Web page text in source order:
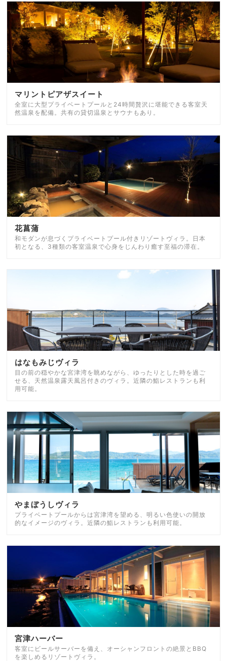
マリントピアザスイート
全室に大型プライベートプールと24時間贅沢に堪能できる客室天
然温泉を配備。共有の貸切温泉とサウナもあり。
花菖蒲
和モダンが息づくプライベートプール付きリゾートヴィラ。日本
初となる、3種類の客室温泉で心身をじんわり癒す至福の滞在。
はなもみじヴィラ
目の前の穏やかな宮津湾を眺めながら、ゆったりとした時を過ご
せる、天然温泉露天風呂付きのヴィラ。近隣の鮨レストランも利
用可能。
やまぼうしヴィラ
プライベートプールからは宮津湾を望める、明るい色使いの開放
的なイメージのヴィラ。近隣の鮨レストランも利用可能。
宮津ハーバー
客室にビールサーバーを備え、オーシャンフロントの絶景とBBQ
を楽しめるリゾートヴィラ。